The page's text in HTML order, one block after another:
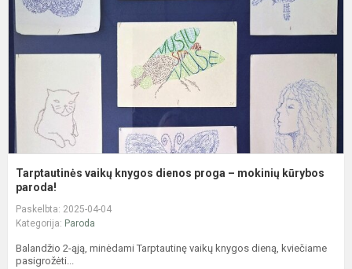
Tarptautinės vaikų knygos dienos proga – mokinių kūrybos
paroda!
Paskelbta: 2025-04-04
Kategorija: Paroda
Balandžio 2-ąją, minėdami Tarptautinę vaikų knygos dieną, kviečiame
pasigrožėti...